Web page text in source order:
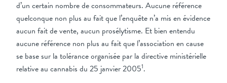
d’un certain nombre de consommateurs. Aucune référence
quelconque non plus au fait que l’enquête n’a mis en évidence
aucun fait de vente, aucun prosélytisme. Et bien entendu
aucune référence non plus au fait que l’association en cause
se base sur la tolérance organisée par la directive ministérielle
relative au cannabis du 25 janvier 20051.